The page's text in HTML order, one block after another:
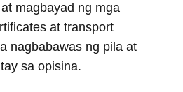
magbayad ng mga
at transport
nagbabawas ng pila at
sa opisina.